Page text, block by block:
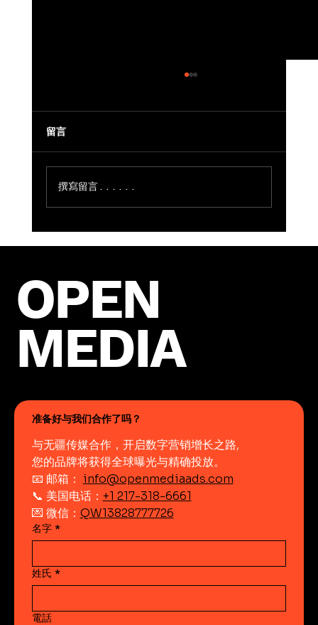
留言
撰寫留言......
OPEN
MEDIA
准备好与我们合作了吗？
与无疆传媒合作，开启数字营销增长之路,
您的品牌将获得全球曝光与精确投放。
📧 邮箱： info@openmediaads.com
📞 美国电话： +1 217-318-6661
💌 微信： QW13828777726
名字 *
姓氏 *
電話